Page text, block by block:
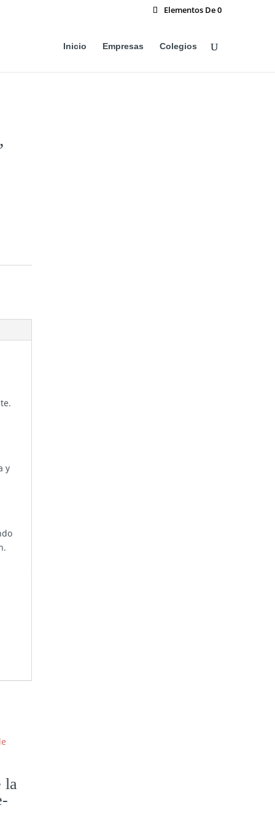
Elementos De 0
Inicio Empresas Colegios
y
la